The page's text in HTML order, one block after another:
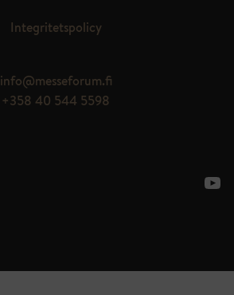
Integritetspolicy
info@messeforum.fi
+358 40 544 5598